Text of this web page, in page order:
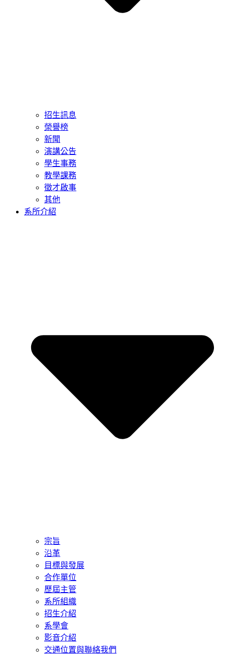
招生訊息
榮譽榜
新聞
演講公告
學生事務
教學課務
徵才啟事
其他
系所介紹
宗旨
沿革
目標與發展
合作單位
歷屆主管
系所組織
招生介紹
系學會
影音介紹
交通位置與聯絡我們